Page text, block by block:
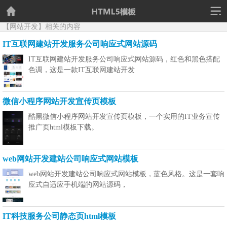
【网站开发】相关的内容
IT互联网建站开发服务公司响应式网站源码
IT互联网建站开发服务公司响应式网站源码，红色和黑色搭配
色调，这是一款IT互联网建站开发
微信小程序网站开发宣传页模板
酷黑微信小程序网站开发宣传页模板，一个实用的IT业务宣传
推广页html模板下载。
web网站开发建站公司响应式网站模板
web网站开发建站公司响应式网站模板，蓝色风格。这是一套响
应式自适应手机端的网站源码，
IT科技服务公司静态页html模板